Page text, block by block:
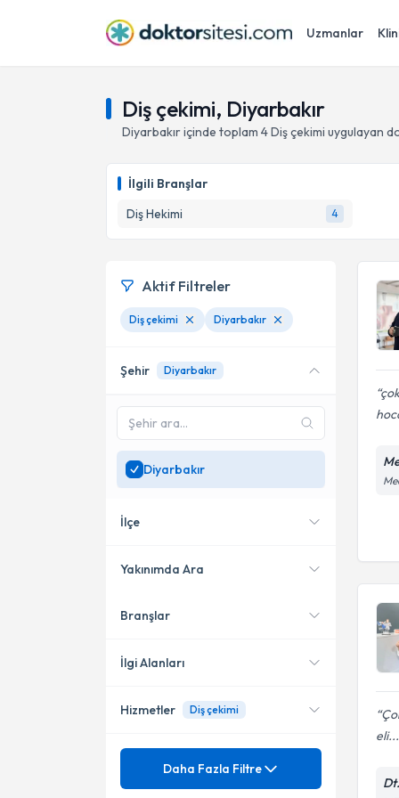
Uzmanlar
Diş çekimi, Diyarbakır
Diyarbakıriçinde toplam 4Diş çekimi uygulayan
İlgili Branşlar
Diş Hekimi
4
eli...
Aktif Filtreler
Diş çekimi Diyarbakır
Şehir Diyarbakır
Diyarbakır
İlçe
Kayapınar
Yenişehir
Yakınımda Ara
Konumuma yakın uzmanları
Branşlar
Diş Hekimi
İlgi Alanları
Estetik Kompozit Dolgu
Hizmetler Diş çekimi
Mezuniyet
Daha Fazla Filtre